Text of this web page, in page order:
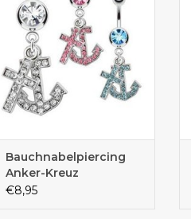
Bauchnabelpiercing
Anker-Kreuz
€8,95